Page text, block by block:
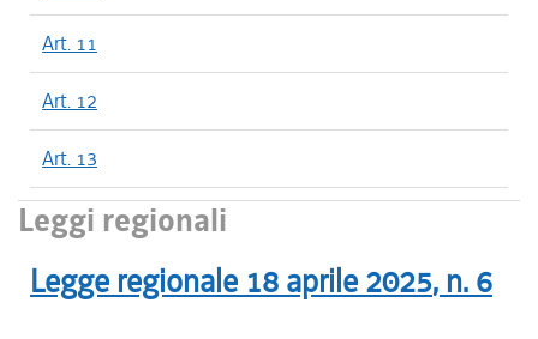
Art. 11
Art. 12
Art. 13
Leggi regionali
Legge regionale 18 aprile 2025, n. 6